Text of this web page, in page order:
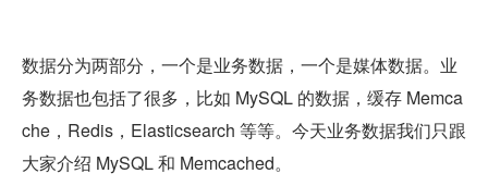
数据分为两部分，一个是业务数据，一个是媒体数据。业
务数据也包括了很多，比如 MySQL 的数据，缓存 Memca
che，Redis，Elasticsearch 等等。今天业务数据我们只跟
大家介绍 MySQL 和 Memcached。